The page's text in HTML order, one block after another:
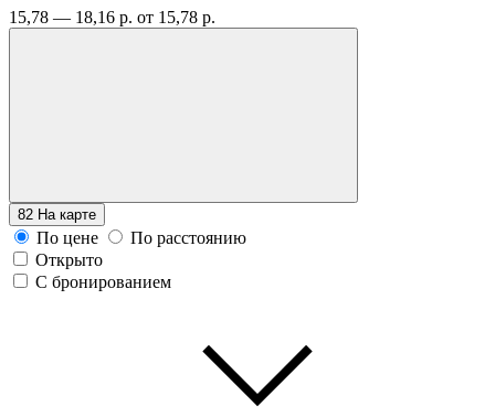
15,78 — 18,16 р. от 15,78 р.
82 На карте
По цене
По расстоянию
Открыто
С бронированием